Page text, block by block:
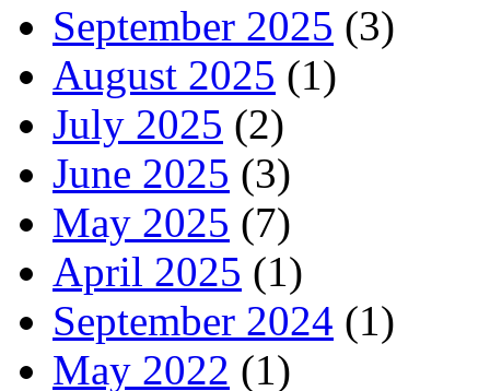
September 2025 (3)
August 2025 (1)
July 2025 (2)
June 2025 (3)
May 2025 (7)
April 2025 (1)
September 2024 (1)
May 2022 (1)